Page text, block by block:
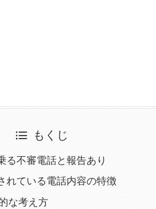
もくじ
る不審電話と報告あり
れている電話内容の特徴
な考え方